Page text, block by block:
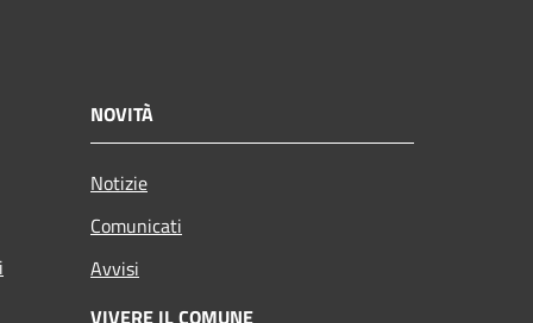
NOVITÀ
Notizie
Comunicati
Avvisi
VIVERE IL COMUNE